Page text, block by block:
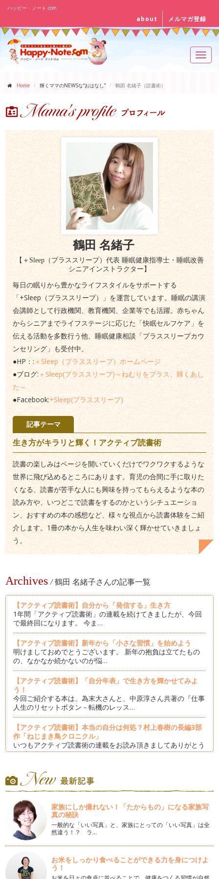
ハッピー・ノート.com
about メルマガ登録
Home 輝くママのNEWSな“おはなし” 鶴田 名緒子（読書術）
鶴田 名緒子
【＋Sleep（プラススリープ）代表 睡眠健康指導士・睡眠改善
シニアインストラクター】
毎日の眠りから豊かなライフスタイルをサポートする
「+Sleep（プラススリープ）」を運営しています。睡眠の講演
会講師として行政機関、教育機関、企業等でも活躍。赤ちゃん
からシニアまでライフステージに応じた「快眠セルフケア」を
伝える活動を多数行う他、睡眠健康相談「プラススリープカウ
ンセリング」も受付中。
●HP：:＋Sleep（プラススリープ）ホームページ
●ブログ:＋Sleep(プラススリープ)～ねむりをプラス、輝くあし
た～
●Facebook:+Sleep(プラススリープ)
記事テーマ
生き方がキラリと輝く！アクティブ読書術
読書の楽しみはページを開いていくだけでワクワクするような
世界に飛び込めるところにあります。育児の合間に手に取りた
くなる、読書が苦手な人にも興味を持ってもらえるような本の
読み方や、いつどこで読書をするのかというシチュエーショ
ン、おすすめの本の感想など、様々な視点から読書体験をご紹
介します。1冊の本から人生を味わい深く輝かせていきましょ
う。
Archives / 鶴田 名緒子さんの記事一覧
【アクティブ読書術】自分から「発信する」生き方
1年間「アクティブ読書術」の連載を続けてきましたが、今回
で最終回になります。 今ま…
【アクティブ読書術】新年から「小さな習慣」を始めよう
明けましておめでとうございます。 新年の抱負は立てたもの
の、なかなか続かないのが悩…
【アクティブ読書術】「自分年表」で生き方を輝かせてみよ
う！
今回ご紹介する本は、為末大さんと、中原淳さん共著の『仕事
人生のリセットボタン－転機のレッス…
【アクティブ読書術】本当の自分は何処？村上春樹の長編3部
作「ねじまき鳥クロニクル」
いつもアクティブ読書術の連載をお読み頂きましてありがとう
ございます。 …
【アクティブ読書術】「なりたい自分」は髪の印象で攻めてい
く！
今回は、女性の髪についての本をご紹介したいと思います。
もっ…
【アクティブ読書術】ゆるっと糖質制限「ロカボ」って何？
みなさま、こんにちは。 夏休みはいかがお過ごしでしたか？
私は家族でいろい…
【アクティブ読書術】「わたし」が子どもの心に還る時間
そろそろ梅雨も明けて本格的な夏が到来しそうですね。
&nbs…
家族にしか撮れない！「たからもの」になる家族写
真の秘訣
一般的な「いい写真」と、家族にとっての「いい写真」は全
然違う！？ ラ…
お米をしっかり食べることができる力を身につけよ
う！